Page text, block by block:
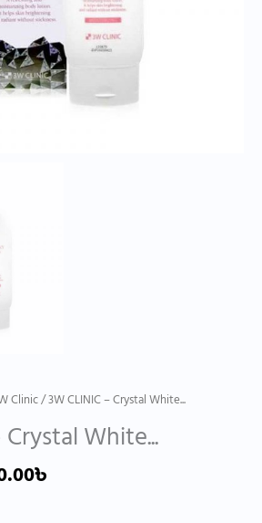
Clinic/ 3W CLINIC – Crystal White...
White...
৳